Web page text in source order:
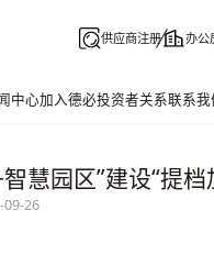
供应商注册 办公
中心加入德必投资者关系联系我
慧园区”建设“提档
09-26